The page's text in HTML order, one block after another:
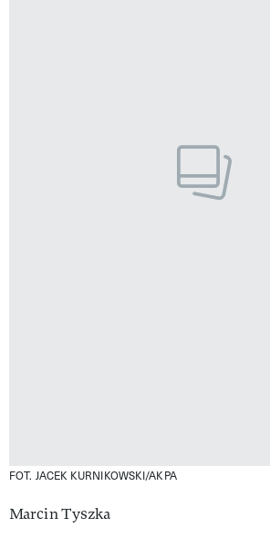
FOT. JACEK KURNIKOWSKI/AKPA
Marcin Tyszka